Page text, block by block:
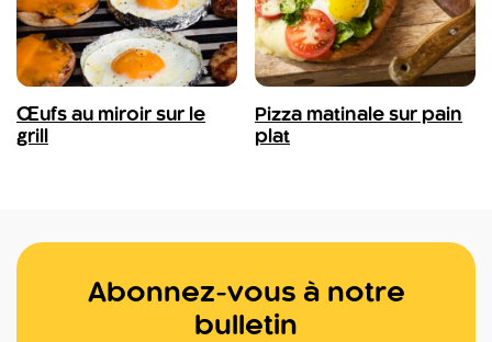
Œufs au miroir sur le
grill
Pizza matinale sur pain
plat
Abonnez-vous à notre
bulletin